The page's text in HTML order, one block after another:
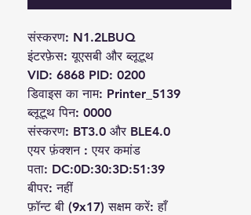
संस्करण: N1.2LBUQ
इंटरफ़ेस: यूएसबी और ब्लूटूथ
VID: 6868 PID: 0200
डिवाइस का नाम: Printer_5139
ब्लूटूथ पिन: 0000
संस्करण: BT3.0 और BLE4.0
एयर फ़ंक्शन : एयर कमांड
पता: DC:0D:30:3D:51:39
बीपर: नहीं
फ़ॉन्ट बी (9x17) सक्षम करें: हाँ